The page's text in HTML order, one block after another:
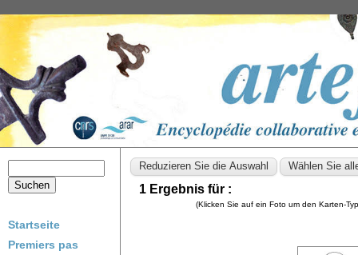
Startseite
Premiers pas
1 Ergebnis für :
(Klicken Sie auf ein Foto um den Karten-